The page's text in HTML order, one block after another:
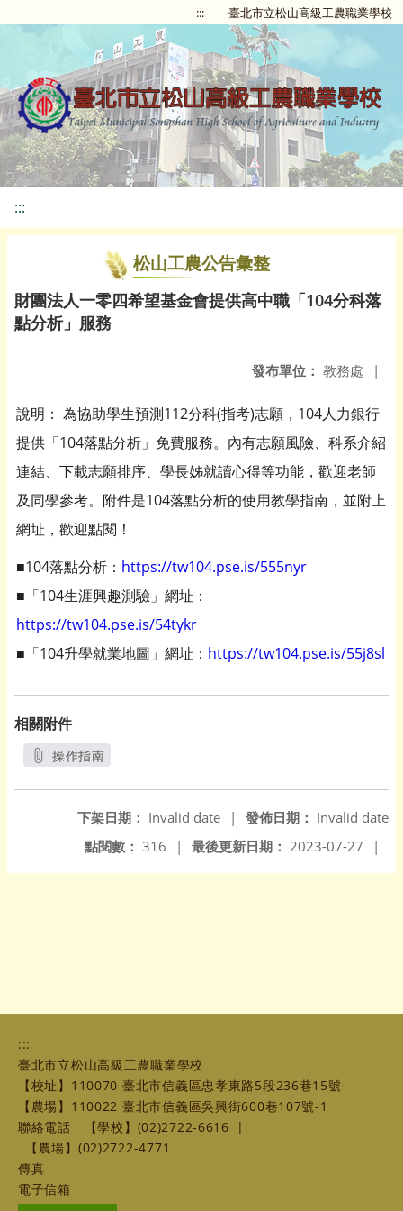
::: 臺北市立松山高級工農職業學校
:::
松山工農公告彙整
財團法人一零四希望基金會提供高中職「104分科落
點分析」服務
發布單位： 教務處 |
說明： 為協助學生預測112分科(指考)志願，104人力銀行
提供「104落點分析」免費服務。內有志願風險、科系介紹
連結、下載志願排序、學長姊就讀心得等功能，歡迎老師
及同學參考。附件是104落點分析的使用教學指南，並附上
網址，歡迎點閱！
■104落點分析： https://tw104.pse.is/555nyr
■「104生涯興趣測驗」網址：
https://tw104.pse.is/54tykr
■「104升學就業地圖」網址： https://tw104.pse.is/55j8sl
相關附件
操作指南
發佈日期： Invalid date
下架日期： Invalid date
|
最後更新日期： 2023-07-27 |
點閱數： 316 |
:::
臺北市立松山高級工農職業學校
【校址】110070 臺北市信義區忠孝東路5段236巷15號
【農場】110022 臺北市信義區吳興街600巷107號-1
聯絡電話
【學校】(02)2722-6616
|
【農場】(02)2722-4771
傳真
電子信箱